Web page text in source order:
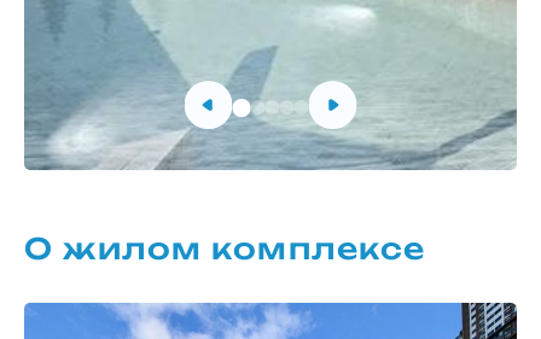
О жилом комплексе